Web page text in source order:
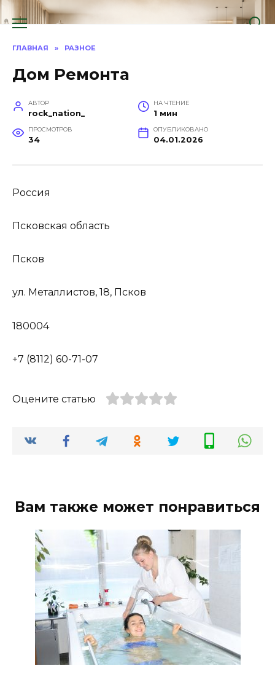
Перейти
к
ГЛАВНАЯ » РАЗНОЕ
Дом Ремонта
АВТОР
rock_nation_
НА ЧТЕНИЕ
1 мин
ПРОСМОТРОВ
34
ОПУБЛИКОВАНО
04.01.2026
Россия
Псковская область
Псков
ул. Металлистов, 18, Псков
180004
+7 (8112) 60-71-07
Оцените статью
Вам также может понравиться